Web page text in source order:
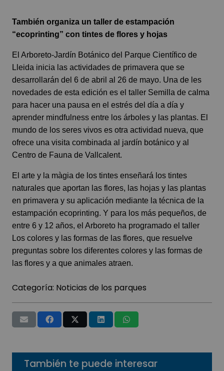
También organiza un taller de estampación
“ecoprinting” con tintes de flores y hojas
El Arboreto-Jardín Botánico del Parque Científico de
Lleida inicia las actividades de primavera que se
desarrollarán del 6 de abril al 26 de mayo. Una de les
novedades de esta edición es el taller Semilla de calma
para hacer una pausa en el estrés del día a día y
aprender mindfulness entre los árboles y las plantas. El
mundo de los seres vivos es otra actividad nueva, que
ofrece una visita combinada al jardín botánico y al
Centro de Fauna de Vallcalent.
El arte y la màgia de los tintes enseñará los tintes
naturales que aportan las flores, las hojas y las plantas
en primavera y su aplicación mediante la técnica de la
estampación ecoprinting. Y para los más pequeños, de
entre 6 y 12 años, el Arboreto ha programado el taller
Los colores y las formas de las flores, que resuelve
preguntas sobre los diferentes colores y las formas de
las flores y a que animales atraen.
Categoría: Noticias de los parques
También te puede interesar